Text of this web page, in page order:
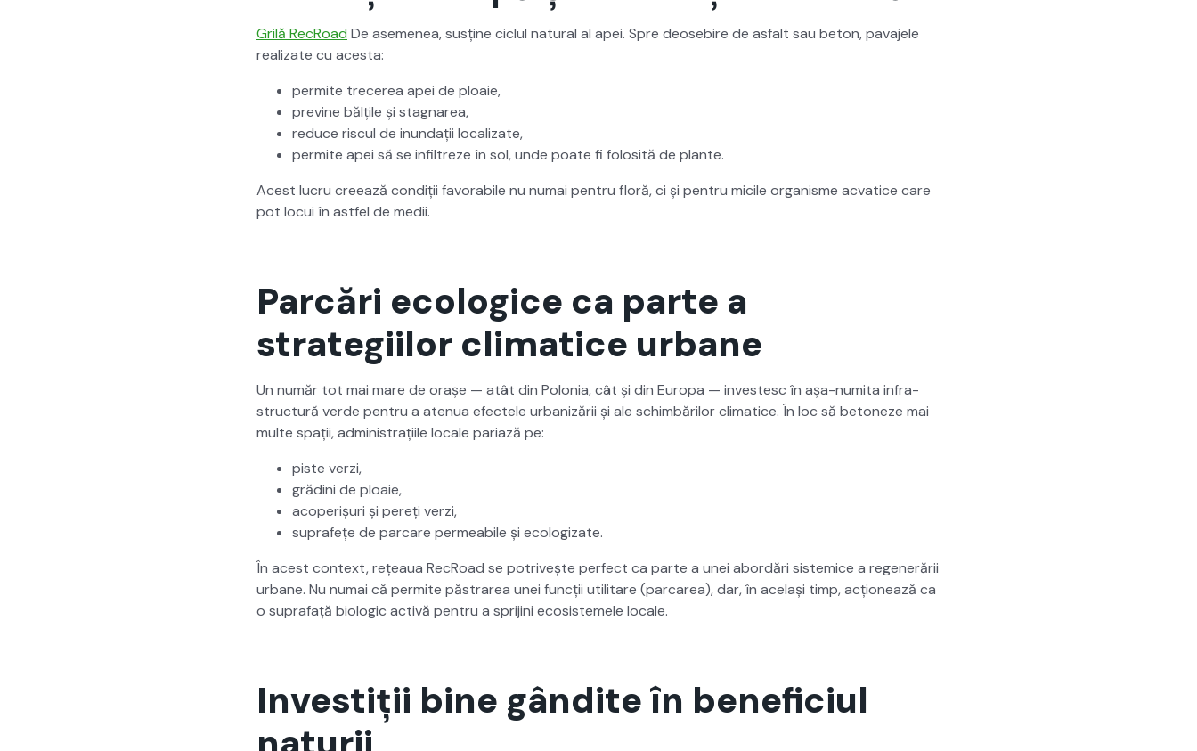
Grilă RecRoad De aseme­nea, susține ciclul nat­ur­al al apei. Spre deose­bire de asfalt sau beton, pava­jele
real­izate cu aces­ta:
per­mite tre­cerea apei de ploaie,
previne bălțile și stagnarea,
reduce riscul de inun­dații local­izate,
per­mite apei să se infil­treze în sol, unde poate fi folosită de plante.
Acest lucru creează condiții favor­a­bile nu numai pen­tru floră, ci și pen­tru micile organ­isme acvat­ice care
pot locui în ast­fel de medii.
Parcări ecologice ca parte a
strategiilor climatice urbane
Un număr tot mai mare de orașe — atât din Polo­nia, cât și din Europa — investesc în așa-numi­ta infra­
struc­tură verde pen­tru a aten­ua efectele urban­izării și ale schim­bărilor cli­mat­ice. În loc să betoneze mai
multe spații, admin­is­trați­ile locale pari­ază pe:
piste verzi,
gră­di­ni de ploaie,
acoper­ișuri și pereți verzi,
suprafețe de par­care per­me­abile și ecol­o­gizate.
În acest con­text, rețeaua RecRoad se potrivește per­fect ca parte a unei abor­dări sis­temice a regen­erării
urbane. Nu numai că per­mite păs­trarea unei funcții util­itare (par­carea), dar, în ace­lași timp, acționează ca
o suprafață bio­log­ic activă pen­tru a spri­ji­ni eco­sis­temele locale.
Investiții bine gândite în beneficiul